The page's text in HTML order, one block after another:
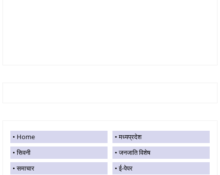
Home
मध्यप्रदेश
सिवनी
जनजाति विशेष
समाचार
ई-पेपर